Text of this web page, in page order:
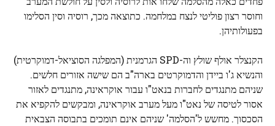
וחוסר רצון פוליטי לנצח במלחמה. כתוצאה מכך, רוסיה וסין הסלימו
בפעולותיהן.
הקנצלר אולף שולץ וה-SPD הגרמנית (המפלגה הסוציאל-דמוקרטית)
והנשיא ג'ו ביידן והדמוקרטים בארה"ב הם שישה אזורים חלשים.
שניהם מתנגדים לחברות בנאט"ו עבור אוקראינה, מתנגדים לאזור
אסור לטיסה של נאט"ו מעל מערב אוקראינה, ומבקשים להקפיא את
הסכסוך. מחשש ל'הסלמה' שניהם אינם תומכים בתבוסה הצבאית